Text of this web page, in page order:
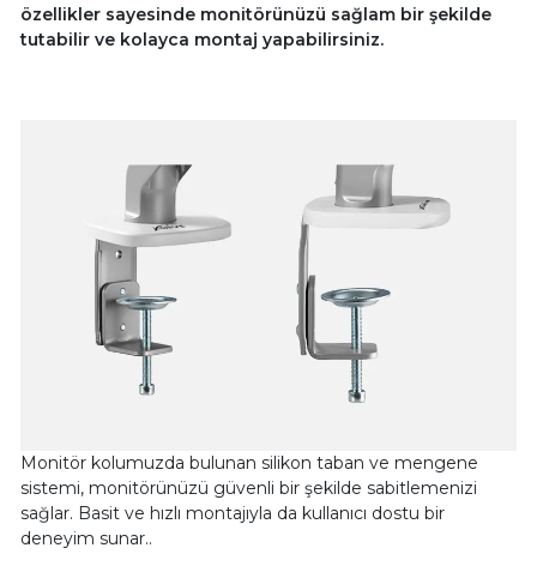
özellikler sayesinde monitörünüzü sağlam bir şekilde
tutabilir ve kolayca montaj yapabilirsiniz.
Monitör kolumuzda bulunan silikon taban ve mengene
sistemi, monitörünüzü güvenli bir şekilde sabitlemenizi
sağlar. Basit ve hızlı montajıyla da kullanıcı dostu bir
deneyim sunar..